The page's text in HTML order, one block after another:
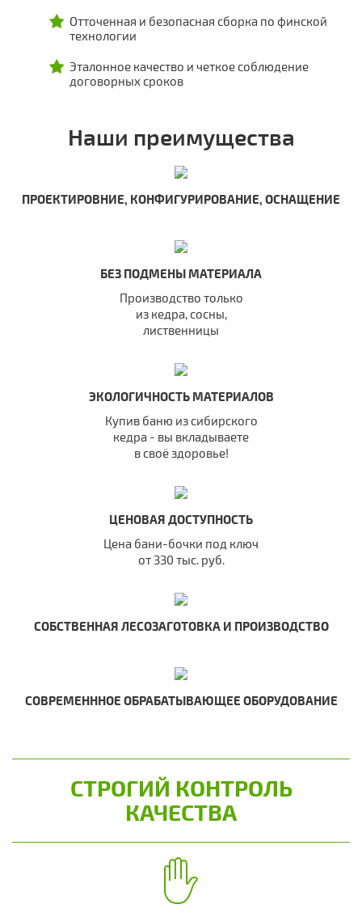
Отточенная и безопасная сборка по финской
технологии
Эталонное качество и четкое соблюдение
договорных сроков
Наши преимущества
ПРОЕКТИРОВНИЕ, КОНФИГУРИРОВАНИЕ, ОСНАЩЕНИЕ
БЕЗ ПОДМЕНЫ МАТЕРИАЛА
Производство только
из кедра, сосны,
лиственницы
ЭКОЛОГИЧНОСТЬ МАТЕРИАЛОВ
Купив баню из сибирского
кедра - вы вкладываете
в своё здоровье!
ЦЕНОВАЯ ДОСТУПНОСТЬ
Цена бани-бочки под ключ
от 330 тыс. руб.
СОБСТВЕННАЯ ЛЕСОЗАГОТОВКА И ПРОИЗВОДСТВО
СОВРЕМЕНННОЕ ОБРАБАТЫВАЮЩЕЕ ОБОРУДОВАНИЕ
СТРОГИЙ КОНТРОЛЬ
КАЧЕСТВА